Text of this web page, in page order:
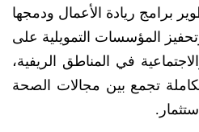
برامج ريادة الأعمال ودمجها
المؤسسات التمويلية على
في المناطق الريفية،
تجمع بين مجالات الصحة